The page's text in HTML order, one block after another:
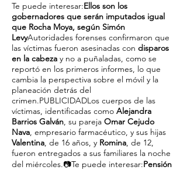
Te puede interesar:Ellos son los
gobernadores que serán imputados igual
que Rocha Moya, según Simón
LevyAutoridades forenses confirmaron que
las víctimas fueron asesinadas con disparos
en la cabeza y no a puñaladas, como se
reportó en los primeros informes, lo que
cambia la perspectiva sobre el móvil y la
planeación detrás del
crimen.PUBLICIDADLos cuerpos de las
víctimas, identificadas como Alejandra
Barrios Galván, su pareja Omar Cejudo
Nava, empresario farmacéutico, y sus hijas
Valentina, de 16 años, y Romina, de 12,
fueron entregados a sus familiares la noche
del miércoles.📷Te puede interesar:Pensión